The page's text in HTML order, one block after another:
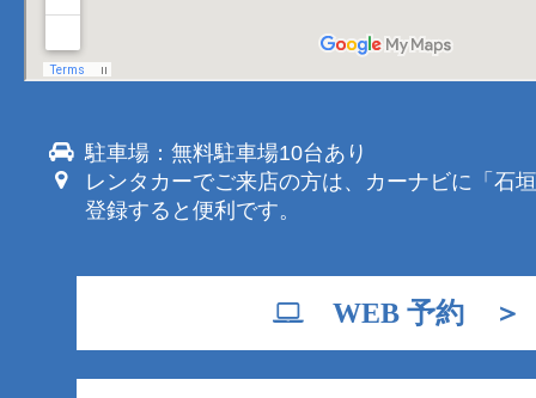
駐車場：無料駐車場10台あり
レンタカーでご来店の方は、カーナビに「石
登録すると便利です。
WEB 予約 ＞